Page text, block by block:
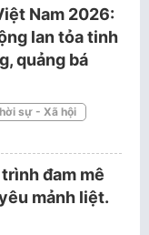
Nam 2026:
lan tỏa tinh
quảng bá
sự - Xã hội
đam mê
mảnh liệt.